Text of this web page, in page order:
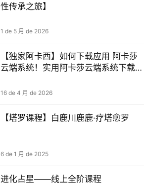
性传承之旅】
1 de 5 月 de 2026
【独家阿卡西】如何下载应用 阿卡莎
云端系统！实用阿卡莎云端系统下载与
16 de 4 月 de 2026
【塔罗课程】白鹿川鹿鹿·疗塔愈‬罗
6 de 1 月 de 2025
进化占星——线上全阶课程